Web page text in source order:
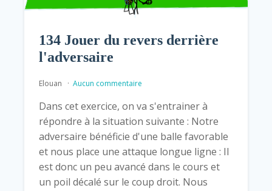
134 Jouer du revers derrière
l'adversaire
Elouan Aucun commentaire
Dans cet exercice, on va s'entrainer à
répondre à la situation suivante : Notre
adversaire bénéficie d'une balle favorable
et nous place une attaque longue ligne : Il
est donc un peu avancé dans le cours et
un poil décalé sur le coup droit. Nous